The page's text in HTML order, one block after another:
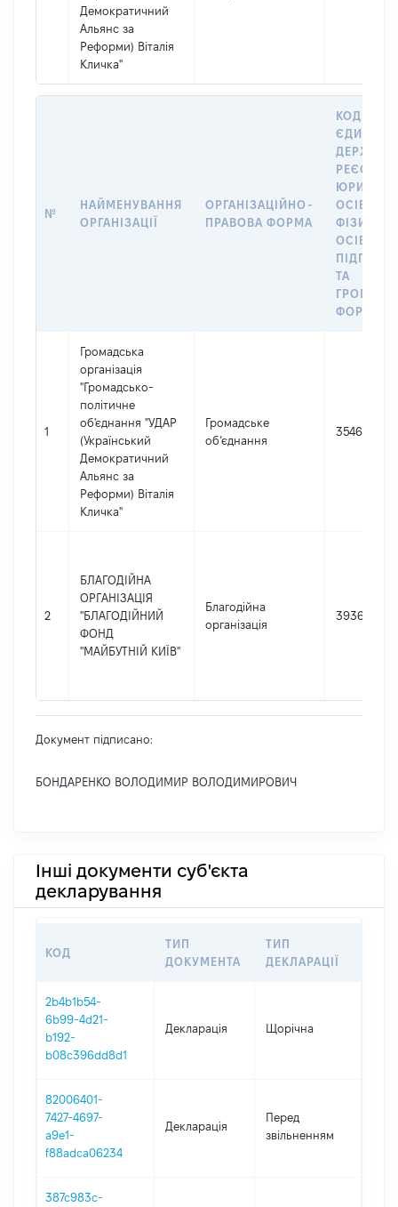
Демократичний
Альянс за
Реформи) Віталія
Кличка"
№
НАЙМЕНУВАННЯ
ОРГАНІЗАЦІЇ
ОРГАНІЗАЦІЙНО-
ПРАВОВА ФОРМА
КОД В
РЕЄСТРІ
ОСІБ,
ОСІБ –
ТА
1
Громадська
організація
"Громадсько-
політичне
об'єднання "УДАР
(Український
Демократичний
Альянс за
Реформи) Віталія
Кличка"
Громадське
об’єднання
35466738
2
БЛАГОДІЙНА
ОРГАНІЗАЦІЯ
"БЛАГОДІЙНИЙ
ФОНД
"МАЙБУТНІЙ КИЇВ"
Благодійна
організація
39365432
Документ підписано:
БОНДАРЕНКО ВОЛОДИМИР ВОЛОДИМИРОВИЧ
Інші документи суб'єкта
декларування
КОД
ТИП
ДОКУМЕНТА
ТИП
ДЕКЛАРАЦІЇ
2b4b1b54-
6b99-4d21-
b192-
b08c396dd8d1
Декларація Щорічна
82006401-
7427-4697-
a9e1-
f88adca06234
Декларація
Перед
звільненням
387c983c-